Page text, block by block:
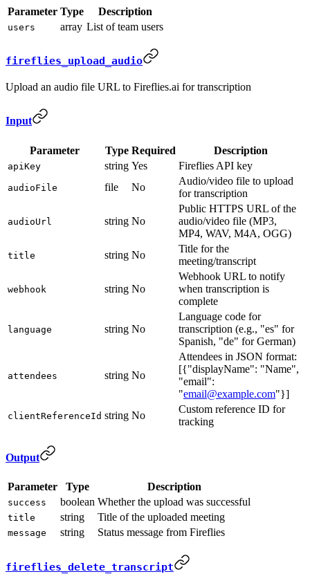
Parameter Type Description
users array List of team users
fireflies_upload_audio
Upload an audio file URL to Fireflies.ai for transcription
Input
Parameter Type Required Description
apiKey string Yes Fireflies API key
audioFile file No
Audio/video file to upload
for transcription
audioUrl string No
Public HTTPS URL of the
audio/video file (MP3,
MP4, WAV, M4A, OGG)
title string No
Title for the
meeting/transcript
webhook string No
Webhook URL to notify
when transcription is
complete
language string No
Language code for
transcription (e.g., "es" for
Spanish, "de" for German)
attendees string No
Attendees in JSON format:
[{"displayName": "Name",
"email":
"email@example.com"}]
clientReferenceId string No
Custom reference ID for
tracking
Output
Parameter Type Description
success boolean Whether the upload was successful
title string Title of the uploaded meeting
message string Status message from Fireflies
fireflies_delete_transcript